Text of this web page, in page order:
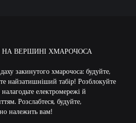
НА ВЕРШИНІ ХМАРОЧОСА
закинутого хмарочоса: будуйте,
найзатишніший табір! Розблокуйте
електромережі й
Розслабтеся, будуйте,
належить вам!